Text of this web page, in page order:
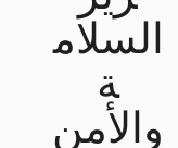
السلام
ة
والأمن